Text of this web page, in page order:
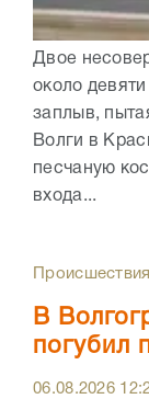
Двое
около
заплыв,
Волги в
песчаную
входа...
Происшествия
В
погубил
06.08.2026